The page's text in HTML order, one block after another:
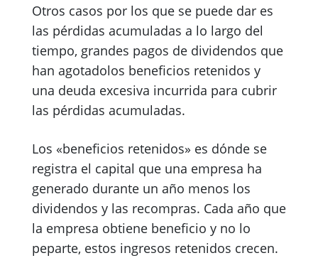
Otros casos por los que se puede dar es
las pérdidas acumuladas a lo largo del
tiempo, grandes pagos de dividendos que
han agotadolos beneficios retenidos y
una deuda excesiva incurrida para cubrir
las pérdidas acumuladas.
Los «beneficios retenidos» es dónde se
registra el capital que una empresa ha
generado durante un año menos los
dividendos y las recompras. Cada año que
la empresa obtiene beneficio y no lo
peparte, estos ingresos retenidos crecen.